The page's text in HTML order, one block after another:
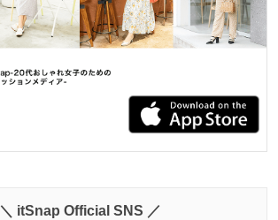
＼ itSnap Official SNS ／